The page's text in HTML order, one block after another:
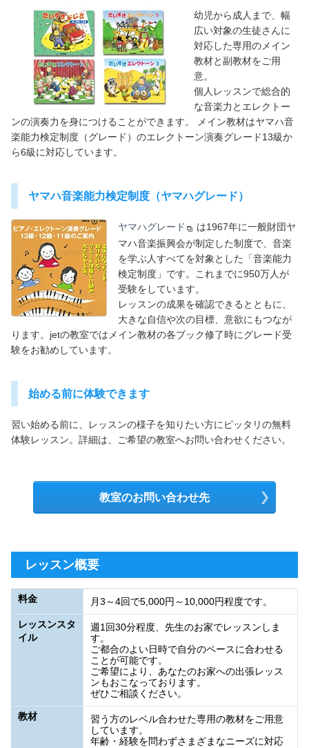
幼児から成人まで、幅
広い対象の生徒さんに
対応した専用のメイン
教材と副教材をご用
意。
個人レッスンで総合的
な音楽力とエレクトー
ンの演奏力を身につけることができます。 メイン教材はヤマハ音
楽能力検定制度（グレード）のエレクトーン演奏グレード13級か
ら6級に対応しています。
ヤマハ音楽能力検定制度（ヤマハグレード）
ヤマハグレード
は1967年に一般財団ヤ
マハ音楽振興会が制定した制度で、音楽
を学ぶ人すべてを対象とした「音楽能力
検定制度」です。これまでに950万人が
受験をしています。
レッスンの成果を確認できるとともに、
大きな自信や次の目標、意欲にもつなが
ります。jetの教室ではメイン教材の各ブック修了時にグレード受
験をお勧めしています。
始める前に体験できます
習い始める前に、レッスンの様子を知りたい方にピッタリの無料
体験レッスン。詳細は、ご希望の教室へお問い合わせください。
教室のお問い合わせ先
レッスン概要
料金 月3～4回で5,000円～10,000円程度です。
レッスンスタ
イル
週1回30分程度、先生のお家でレッスンしま
す。
ご都合のよい日時で自分のペースに合わせる
ことが可能です。
ご希望により、あなたのお家への出張レッス
ンもおこなっております。
ぜひご相談ください。
教材
習う方のレベル合わせた専用の教材をご用意
しています。
年齢・経験を問わずさまざまなニーズに対応